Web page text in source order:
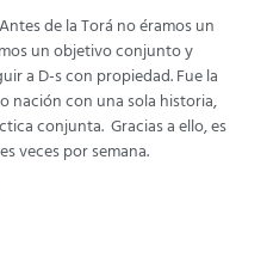
de la Torá no éramos un
un objetivo conjunto y
a D-s con propiedad. Fue la
nación con una sola historia,
conjunta. Gracias a ello, es
veces por semana.